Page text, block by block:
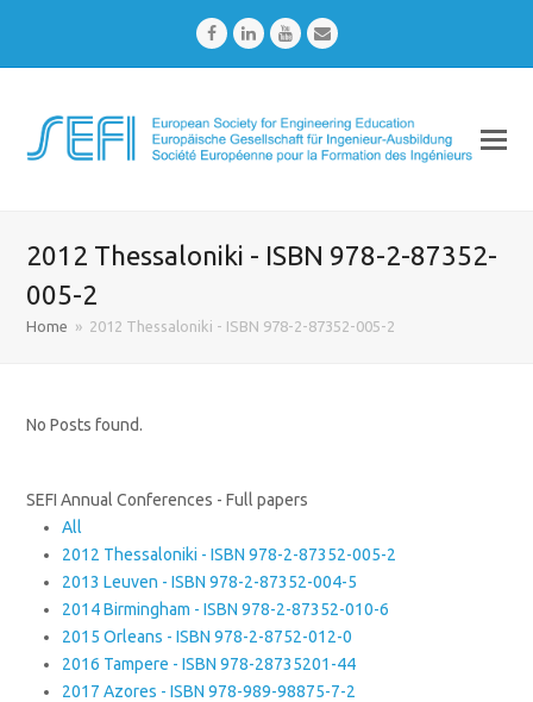
FacebookLinkedInYoutubeEmail
2012 Thessaloniki - ISBN 978-2-87352-
005-2
Home » 2012 Thessaloniki - ISBN 978-2-87352-005-2
No Posts found.
SEFI Annual Conferences - Full papers
All
2012 Thessaloniki - ISBN 978-2-87352-005-2
2013 Leuven - ISBN 978-2-87352-004-5
2014 Birmingham - ISBN 978-2-87352-010-6
2015 Orleans - ISBN 978-2-8752-012-0
2016 Tampere - ISBN 978-28735201-44
2017 Azores - ISBN 978-989-98875-7-2